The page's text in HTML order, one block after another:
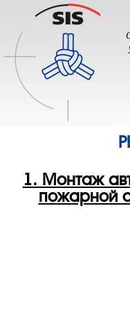
1. Монтаж
пожарной